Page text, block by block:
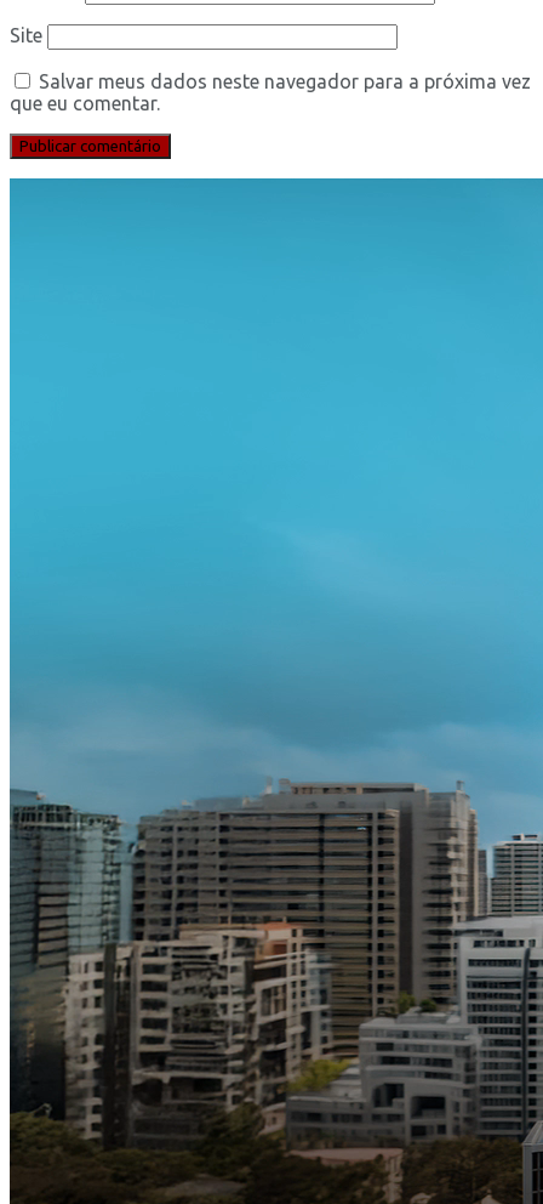
Site
Salvar meus dados neste navegador para a próxima vez
que eu comentar.